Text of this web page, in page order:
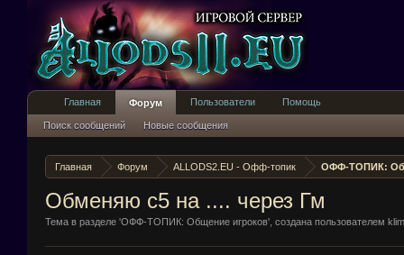
Главная Форум ALLODS2.EU - Офф-топик ОФФ-ТОПИК:
Обменяю с5 на .... через Гм
Тема в разделе 'ОФФ-ТОПИК: Общение игроков', создана пользователем
Главная Форум
Поиск сообщений Новые сообщения
Пользователи Помощь